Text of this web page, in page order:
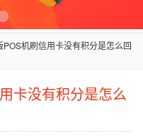
POS机刷信用卡没有积分是怎么回
卡没有积分是怎么